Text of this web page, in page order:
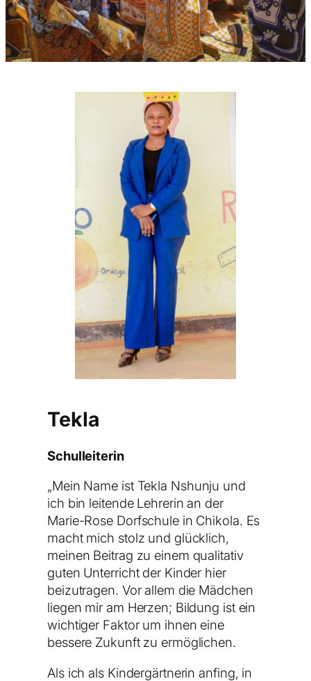
Tekla
Schulleiterin
„Mein Name ist Tekla Nshunju und
ich bin leitende Lehrerin an der
Marie-Rose Dorfschule in Chikola. Es
macht mich stolz und glücklich,
meinen Beitrag zu einem qualitativ
guten Unterricht der Kinder hier
beizutragen. Vor allem die Mädchen
liegen mir am Herzen; Bildung ist ein
wichtiger Faktor um ihnen eine
bessere Zukunft zu ermöglichen.
Als ich als Kindergärtnerin anfing, in